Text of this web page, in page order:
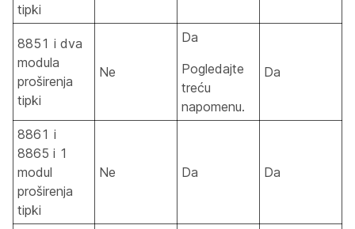
tipki
8851 i dva
modula
proširenja
tipki
Ne
Da
Pogledajte
treću
napomenu.
Da
8861 i
8865 i 1
modul
proširenja
tipki
Ne Da Da